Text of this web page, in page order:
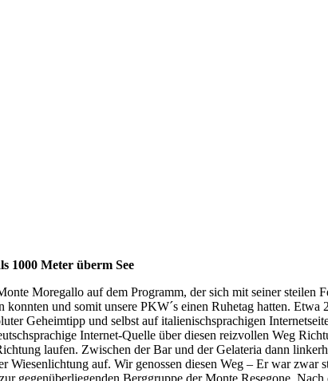
1000 Meter überm See
Moregallo auf dem Programm, der sich mit seiner
und somit unsere PKW´s einen Ruhetag hatten.
Geheimtipp und selbst auf italienischsprachigen
Internet-Quelle über diesen reizvollen Weg
laufen. Zwischen der Bar und der Gelateria dann
Wiesenlichtung auf. Wir genossen diesen Weg – Er war